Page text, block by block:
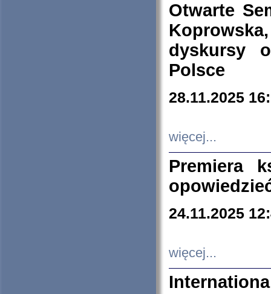
Otwarte
dyskursy
Polsce
28.11.2025
więcej...
Premiera
24.11.2025
więcej...